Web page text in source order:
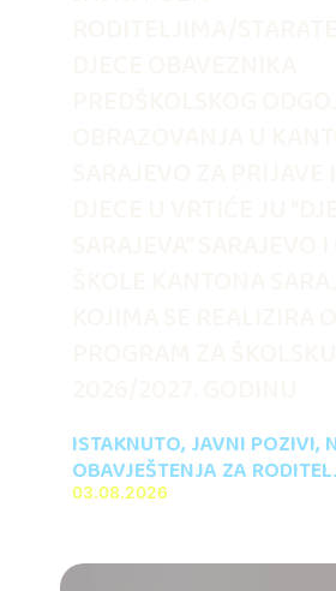
ISTAKNUTO, JAVNI POZIVI,
OBAVJEŠTENJA ZA
03.08.2026